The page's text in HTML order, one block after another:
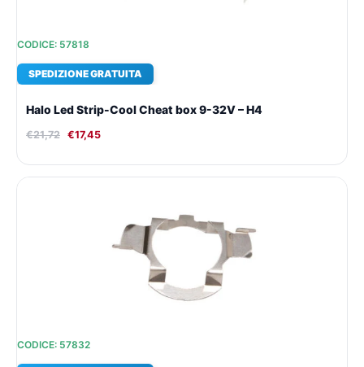
CODICE: 57818
SPEDIZIONE GRATUITA
Halo Led Strip-Cool Cheat box 9-32V – H4
€21,72 €17,45
CODICE: 57832
€9,61.